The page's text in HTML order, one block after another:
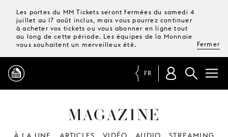
Les portes du MM Tickets seront fermées du samedi 4
juillet au 17 août inclus, mais vous pourrez continuer
à acheter vos tickets ou vous abonner en ligne tout
au long de cette période. Les équipes de la Monnaie
vous souhaitent un merveilleux été.
Fermer
FR
MAGAZINE